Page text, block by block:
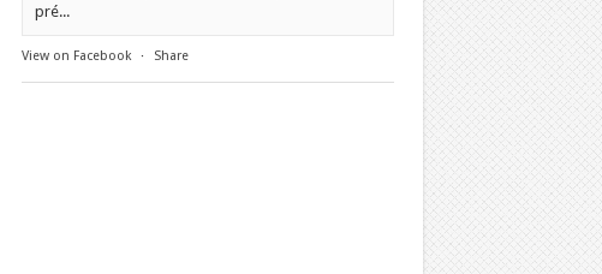
pré...
View on Facebook · Share